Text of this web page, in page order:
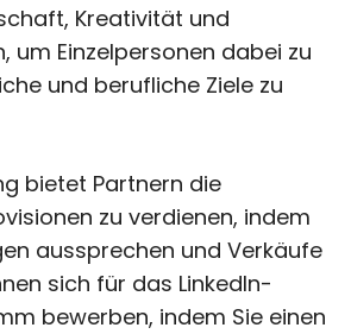
Kreativität und
um Einzelpersonen dabei zu
und berufliche Ziele zu
bietet Partnern die
zu verdienen, indem
aussprechen und Verkäufe
sich für das LinkedIn-
bewerben, indem Sie einen